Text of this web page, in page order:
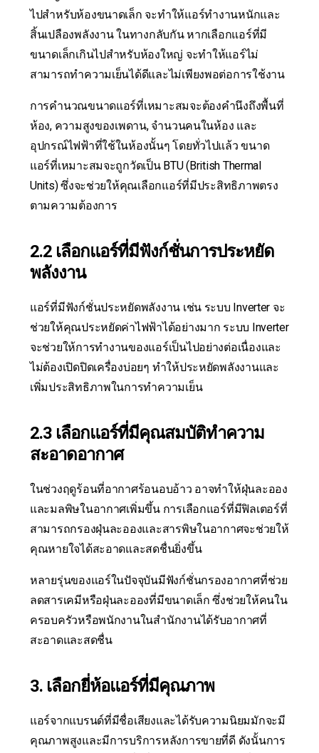
ไปสำหรับห้องขนาดเล็ก จะทำให้แอร์ทำงานหนักและ
สิ้นเปลืองพลังงาน ในทางกลับกัน หากเลือกแอร์ที่มี
ขนาดเล็กเกินไปสำหรับห้องใหญ่ จะทำให้แอร์ไม่
สามารถทำความเย็นได้ดีและไม่เพียงพอต่อการใช้งาน
การคำนวณขนาดแอร์ที่เหมาะสมจะต้องคำนึงถึงพื้นที่
ห้อง, ความสูงของเพดาน, จำนวนคนในห้อง และ
อุปกรณ์ไฟฟ้าที่ใช้ในห้องนั้นๆ โดยทั่วไปแล้ว ขนาด
แอร์ที่เหมาะสมจะถูกวัดเป็น BTU (British Thermal
Units) ซึ่งจะช่วยให้คุณเลือกแอร์ที่มีประสิทธิภาพตรง
ตามความต้องการ
2.2 เลือกแอร์ที่มีฟังก์ชั่นการประหยัด
พลังงาน
แอร์ที่มีฟังก์ชั่นประหยัดพลังงาน เช่น ระบบ Inverter จะ
ช่วยให้คุณประหยัดค่าไฟฟ้าได้อย่างมาก ระบบ Inverter
จะช่วยให้การทำงานของแอร์เป็นไปอย่างต่อเนื่องและ
ไม่ต้องเปิดปิดเครื่องบ่อยๆ ทำให้ประหยัดพลังงานและ
เพิ่มประสิทธิภาพในการทำความเย็น
2.3 เลือกแอร์ที่มีคุณสมบัติทำความ
สะอาดอากาศ
ในช่วงฤดูร้อนที่อากาศร้อนอบอ้าว อาจทำให้ฝุ่นละออง
และมลพิษในอากาศเพิ่มขึ้น การเลือกแอร์ที่มีฟิลเตอร์ที่
สามารถกรองฝุ่นละอองและสารพิษในอากาศจะช่วยให้
คุณหายใจได้สะอาดและสดชื่นยิ่งขึ้น
หลายรุ่นของแอร์ในปัจจุบันมีฟังก์ชั่นกรองอากาศที่ช่วย
ลดสารเคมีหรือฝุ่นละอองที่มีขนาดเล็ก ซึ่งช่วยให้คนใน
ครอบครัวหรือพนักงานในสำนักงานได้รับอากาศที่
สะอาดและสดชื่น
3. เลือกยี่ห้อแอร์ที่มีคุณภาพ
แอร์จากแบรนด์ที่มีชื่อเสียงและได้รับความนิยมมักจะมี
คุณภาพสูงและมีการบริการหลังการขายที่ดี ดังนั้นการ